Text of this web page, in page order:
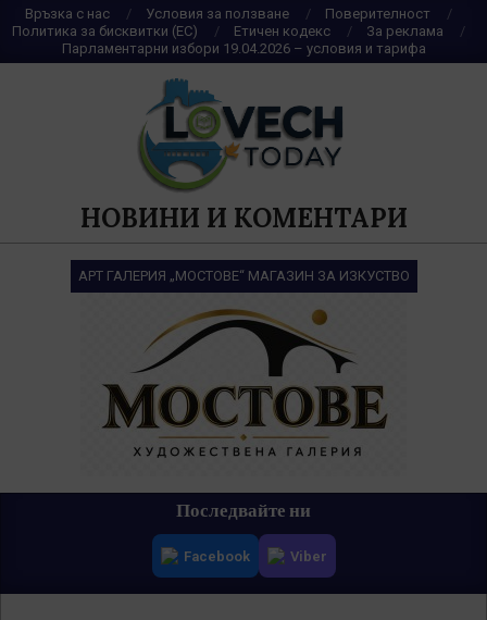
Skip
to
content
Връзка с нас Условия за ползване
Поверителност
Политика за бисквитки (ЕС)
Етичен кодекс
За реклама
Парламентарни избори 19.04.2026 – условия и тарифа
НОВИНИ И КОМЕНТАРИ
АРТ ГАЛЕРИЯ „МОСТОВЕ“ МАГАЗИН ЗА ИЗКУСТВО
Последвайте ни
Facebook Viber